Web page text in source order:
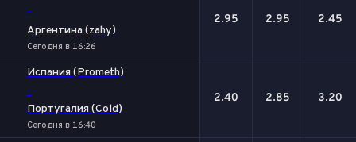
-
Аргентина (zahy)
Сегодня в 16:26
2.95 2.95 2.45
Испания (Prometh)
-
Португалия (Cold)
Сегодня в 16:40
2.40 2.85 3.20